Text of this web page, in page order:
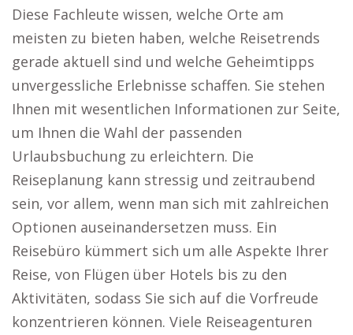
Diese Fachleute wissen, welche Orte am
meisten zu bieten haben, welche Reisetrends
gerade aktuell sind und welche Geheimtipps
unvergessliche Erlebnisse schaffen. Sie stehen
Ihnen mit wesentlichen Informationen zur Seite,
um Ihnen die Wahl der passenden
Urlaubsbuchung zu erleichtern. Die
Reiseplanung kann stressig und zeitraubend
sein, vor allem, wenn man sich mit zahlreichen
Optionen auseinandersetzen muss. Ein
Reisebüro kümmert sich um alle Aspekte Ihrer
Reise, von Flügen über Hotels bis zu den
Aktivitäten, sodass Sie sich auf die Vorfreude
konzentrieren können. Viele Reiseagenturen